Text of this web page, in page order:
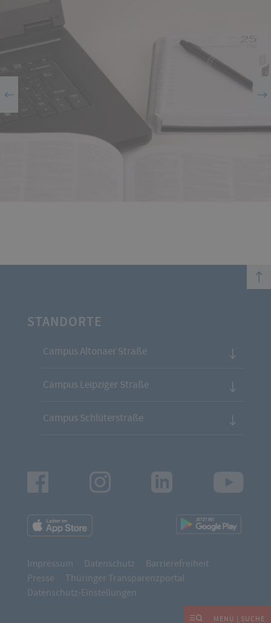
MENÜ | SUCHE
top
STANDORTE
Campus Altonaer Straße
Campus Leipziger Straße
Campus Schlüterstraße
Instagram LinkedIn
Impressum Datenschutz
Barrierefreiheit
Presse
Thüringer Transparenzportal
Datenschutz-Einstellungen